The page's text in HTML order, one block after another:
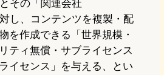
その「関連会社
し、コンテンツを複製・配
を作成できる「世界規模・
ティ無償・サブライセンス
イセンス」を与える、とい